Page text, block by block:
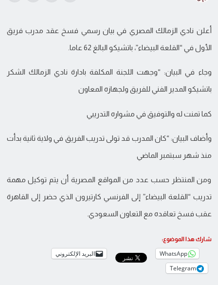
أعلن نادي الزمالك المصري في بيان رسمي فسخ عقد مدرب فريق
الأول في “القلعة البيضاء”، باتشيكو البالغ 62 عاما.
وجاء في البيان: “وجهت اللجنة المكلفة بادارة نادي الزمالك الشكر
باتشيكو المدير الفني للفريق ولجهازه المعاون
كما تمنت له والتوفيق في مشواره التدريبي
وأضاف البيان: “كان المدرب قد تولى تدريب الفريق في ولاية ثانية بدأت
منذ شهر سبتمبر الماضي
ومن المنتظر حسب عدد من المواقع المصرية أن يتم توكيل مهمة
تدريب “القلعة البيضاء” إلى الفرنسي كارتيرون الذي حضر إلى القاهرة
عقب فسخ تعاقده مع التعاون السعودي.
شارك هذا الموضوع:
WhatsApp
البريد الإلكتروني
Telegram